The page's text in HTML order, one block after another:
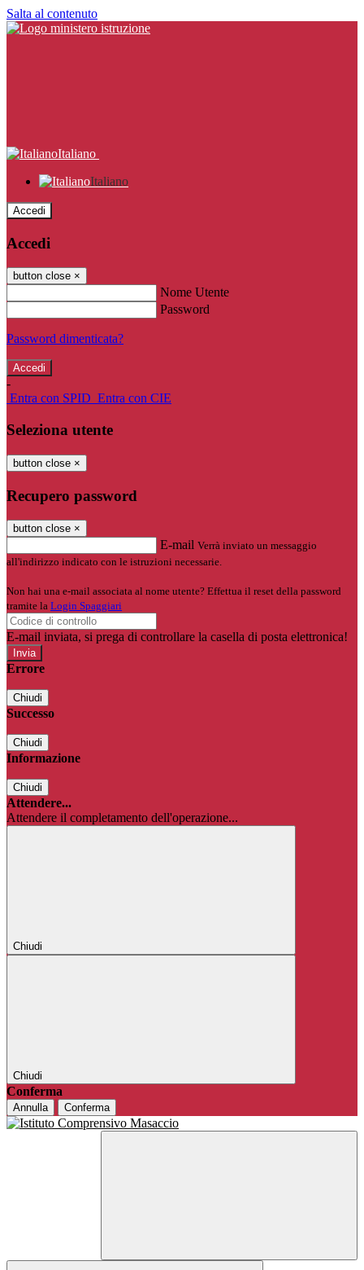
Salta al contenuto
Italiano
Italiano
Accedi
Accedi
button close ×
Nome Utente
Password
Password dimenticata?
-
Entra con SPID Entra con CIE
Seleziona utente
button close ×
Recupero password
button close ×
E-mail Verrà inviato un messaggio
all'indirizzo indicato con le istruzioni necessarie.
Non hai una e-mail associata al nome utente? Effettua il reset della password
tramite la Login Spaggiari
E-mail inviata, si prega di controllare la casella di posta elettronica!
Errore
Chiudi
Successo
Chiudi
Informazione
Chiudi
Attendere...
Attendere il completamento dell'operazione...
Chiudi
Chiudi
Conferma
Annulla Conferma